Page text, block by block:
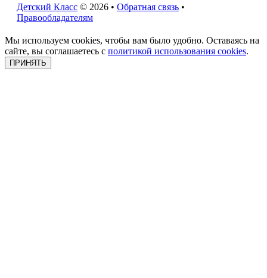
Детский Класс © 2026 • Обратная связь •
Правообладателям
Мы используем cookies, чтобы вам было удобно. Оставаясь на
сайте, вы соглашаетесь с политикой использования cookies.
ПРИНЯТЬ